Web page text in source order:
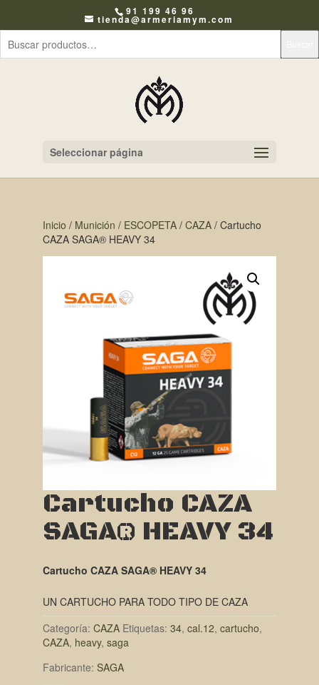
91 199 46 96
tienda@armeriamym.com
Seleccionar página
Inicio / Munición / ESCOPETA/ CAZA/ Cartucho
CAZA SAGA® HEAVY 34
Cartucho CAZA
SAGA® HEAVY 34
Cartucho CAZA SAGA® HEAVY 34
UN CARTUCHO PARA TODO TIPO DE CAZA
Categoría: CAZA Etiquetas: 34, cal.12, cartucho,
CAZA, heavy, saga
Fabricante: SAGA